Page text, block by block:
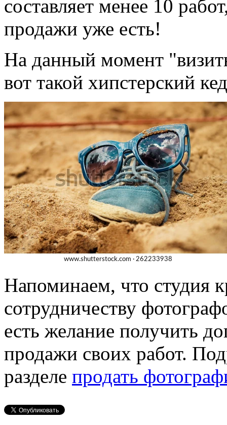
составляет менее 10
продажи уже есть!
На данный момент
вот такой хипстерский
Напоминаем, что студия
сотрудничеству
есть желание получить
продажи своих работ.
разделе продать